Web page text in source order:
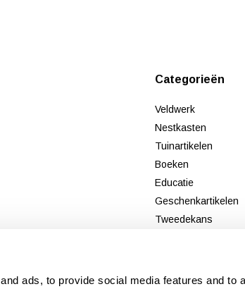
ads, to provide social media features and to
Categorieën
Veldwerk
Nestkasten
Tuinartikelen
Boeken
Educatie
Geschenkartikelen
Tweedekans